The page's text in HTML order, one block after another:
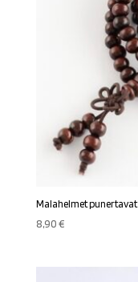
Malahelmet punertavat
8,90€